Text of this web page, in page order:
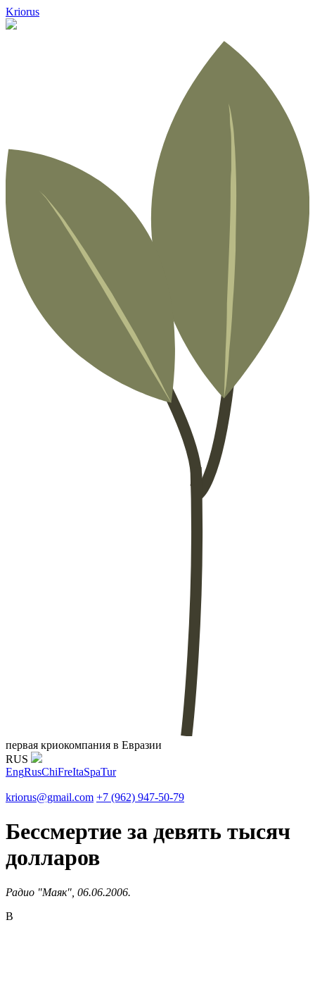
Kriorus
первая криокомпания в Евразии
RUS
EngRusChiFreItaSpaTur
kriorus@gmail.com +7 (962) 947-50-79
Бессмертие за девять тысяч
долларов
Радио "Маяк", 06.06.2006.
В